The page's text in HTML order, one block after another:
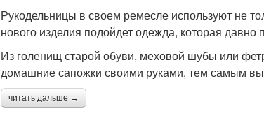
Рукодельницы в своем ремесле используют не
нового изделия подойдет одежда, которая
Из голенищ старой обуви, меховой шубы или
домашние сапожки своими руками, тем самым
читать дальше →